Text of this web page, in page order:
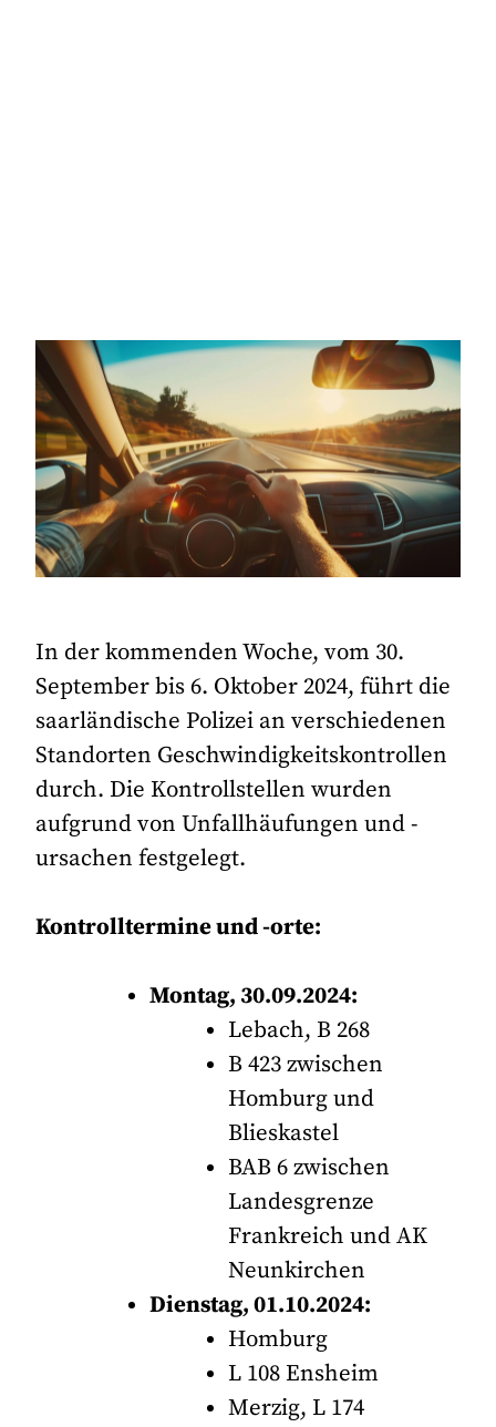
In der kommenden Woche, vom 30.
September bis 6. Oktober 2024, führt die
saarländische Polizei an verschiedenen
Standorten Geschwindigkeitskontrollen
durch. Die Kontrollstellen wurden
aufgrund von Unfallhäufungen und -
ursachen festgelegt.
Kontrolltermine und -orte:
Montag, 30.09.2024:
Lebach, B 268
B 423 zwischen
Homburg und
Blieskastel
BAB 6 zwischen
Landesgrenze
Frankreich und AK
Neunkirchen
Dienstag, 01.10.2024:
Homburg
L 108 Ensheim
Merzig, L 174